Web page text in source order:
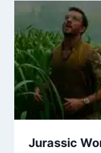
Jurassic